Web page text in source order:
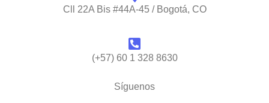
Cll 22A Bis #44A-45 / Bogotá, CO
(+57) 60 1 328 8630
Síguenos